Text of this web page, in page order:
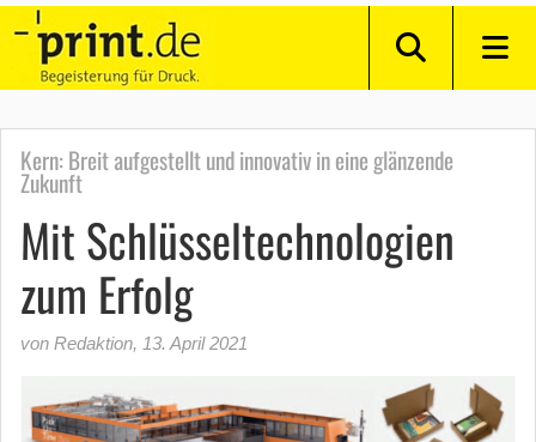
Kern: Breit aufgestellt und innovativ in eine glänzende
Zukunft
Mit Schlüsseltechnologien
zum Erfolg
von Redaktion, 13. April 2021